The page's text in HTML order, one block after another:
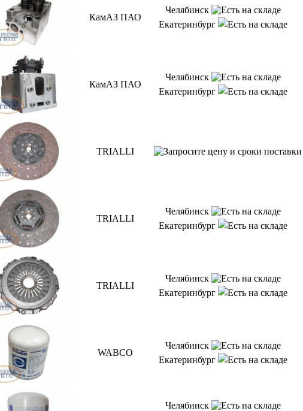
КамАЗ ПАО
Челябинск
Екатеринбург
КамАЗ ПАО
Челябинск
Екатеринбург
TRIALLI
TRIALLI
Челябинск
Екатеринбург
TRIALLI
Челябинск
Екатеринбург
WABCO
Челябинск
Екатеринбург
Челябинск